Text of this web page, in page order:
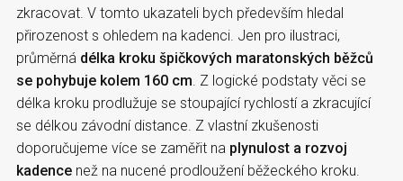
zkracovat. V tomto ukazateli bych především hledal
přirozenost s ohledem na kadenci. Jen pro ilustraci,
průměrná délka kroku špičkových maratonských běžců
se pohybuje kolem 160 cm . Z logické podstaty věci se
délka kroku prodlužuje se stoupající rychlostí a zkracující
se délkou závodní distance. Z vlastní zkušenosti
doporučujeme více se zaměřit na plynulost a rozvoj
kadence než na nucené prodloužení běžeckého kroku.